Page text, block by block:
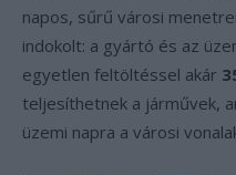
napos, sűrű városi
indokolt: a gyártó és az
egyetlen feltöltéssel akár
teljesíthetnek a járművek,
üzemi napra a városi